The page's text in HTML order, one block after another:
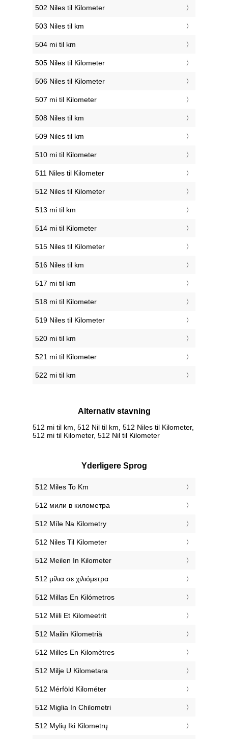
502 Niles til Kilometer
503 Niles til km
504 mi til km
505 Niles til Kilometer
506 Niles til Kilometer
507 mi til Kilometer
508 Niles til km
509 Niles til km
510 mi til Kilometer
511 Niles til Kilometer
512 Niles til Kilometer
513 mi til km
514 mi til Kilometer
515 Niles til Kilometer
516 Niles til km
517 mi til km
518 mi til Kilometer
519 Niles til Kilometer
520 mi til km
521 mi til Kilometer
522 mi til km
Alternativ stavning
512 mi til km, 512 Nil til km, 512 Niles til Kilometer,
512 mi til Kilometer, 512 Nil til Kilometer
Yderligere Sprog
‎512 Miles To Km
‎512 мили в километра
‎512 Míle Na Kilometry
‎512 Niles Til Kilometer
‎512 Meilen In Kilometer
‎512 μίλια σε χιλιόμετρα
‎512 Millas En Kilómetros
‎512 Miili Et Kilomeetrit
‎512 Mailin Kilometriä
‎512 Milles En Kilomètres
‎512 Milje U Kilometara
‎512 Mérföld Kilométer
‎512 Miglia In Chilometri
‎512 Mylių Iki Kilometrų